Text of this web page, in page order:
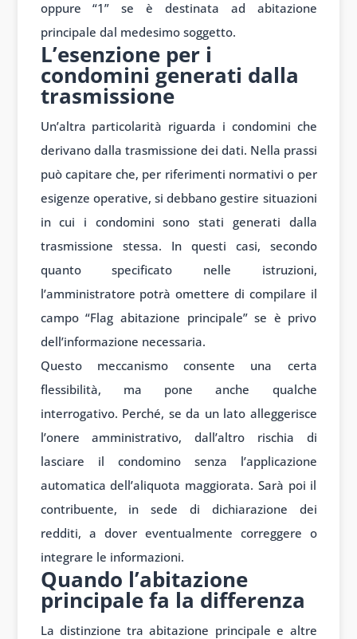
oppure “1” se è destinata ad abitazione
principale dal medesimo soggetto.
L’esenzione per i
condomini generati dalla
trasmissione
Un’altra particolarità riguarda i condomini che
derivano dalla trasmissione dei dati. Nella prassi
può capitare che, per riferimenti normativi o per
esigenze operative, si debbano gestire situazioni
in cui i condomini sono stati generati dalla
trasmissione stessa. In questi casi, secondo
quanto specificato nelle istruzioni,
l’amministratore potrà omettere di compilare il
campo “Flag abitazione principale” se è privo
dell’informazione necessaria.
Questo meccanismo consente una certa
flessibilità, ma pone anche qualche
interrogativo. Perché, se da un lato alleggerisce
l’onere amministrativo, dall’altro rischia di
lasciare il condomino senza l’applicazione
automatica dell’aliquota maggiorata. Sarà poi il
contribuente, in sede di dichiarazione dei
redditi, a dover eventualmente correggere o
integrare le informazioni.
Quando l’abitazione
principale fa la differenza
La distinzione tra abitazione principale e altre